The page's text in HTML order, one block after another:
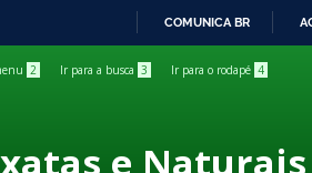
COMUNICA BR
2 Ir para a busca 3 Ir para o rodapé 4
e